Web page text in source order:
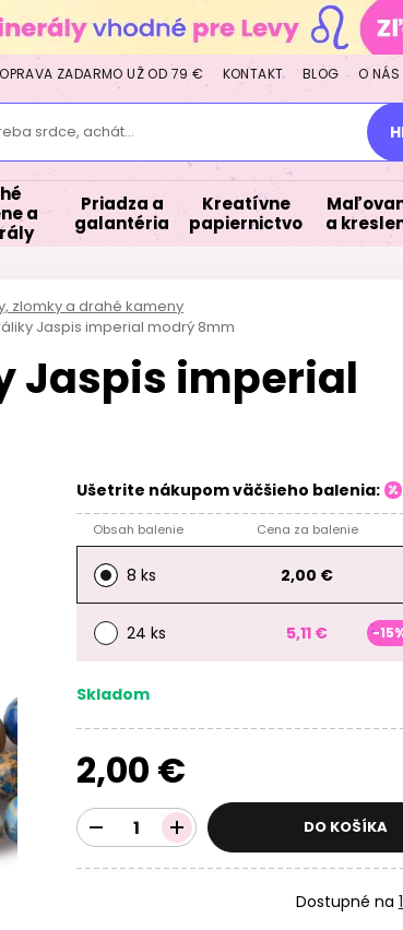
ZADARMO UŽ OD 79 € KONTAKT BLOG O NÁS
srdce, achát...
a
Priadza a
galantéria
Kreatívne
papiernictvo
a
zlomky a drahé kameny
Jaspis imperial modrý 8mm
Jaspis imperial
Ušetrite nákupom väčšieho balenia:
Obsah balenie Cena za balenie
8 ks 2,00 €
24 ks 5,11 € -
Skladom
2,00 €
DO KOŠÍKA
Dostupné na